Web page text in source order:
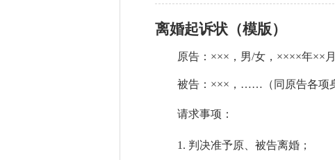
离婚起诉状（模版）
原告： ×××，男/女，××××年
被告： ×××，……（同原告各项
请求事项：
1. 判决准予原、被告离婚；